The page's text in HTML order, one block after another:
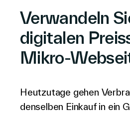
Verwandeln
digitalen
Mikro-
Heutzutage gehen
denselben Einkauf in ein